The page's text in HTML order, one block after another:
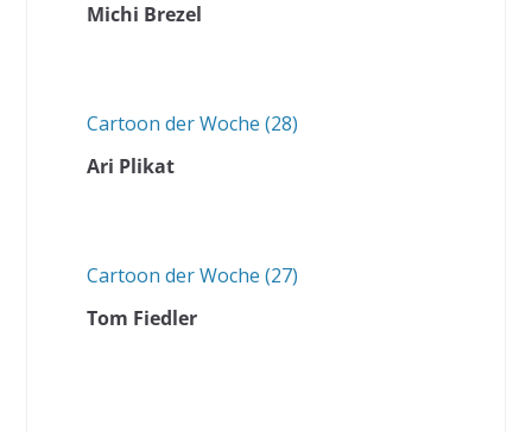
Michi Brezel
Cartoon der Woche (28)
Ari Plikat
Cartoon der Woche (27)
Tom Fiedler